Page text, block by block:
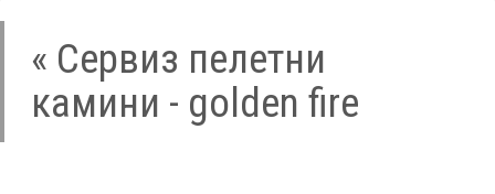
« Сервиз пелетни
камини - golden fire